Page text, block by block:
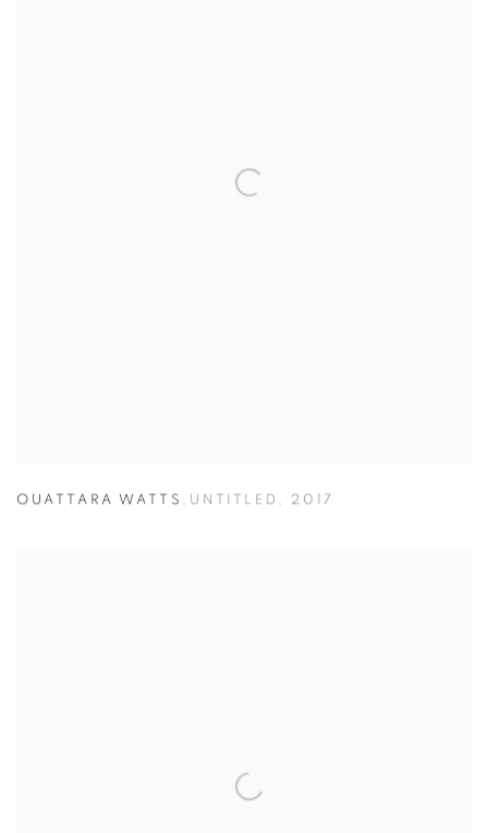
OUATTARA WATTS , UNTITLED , 2017